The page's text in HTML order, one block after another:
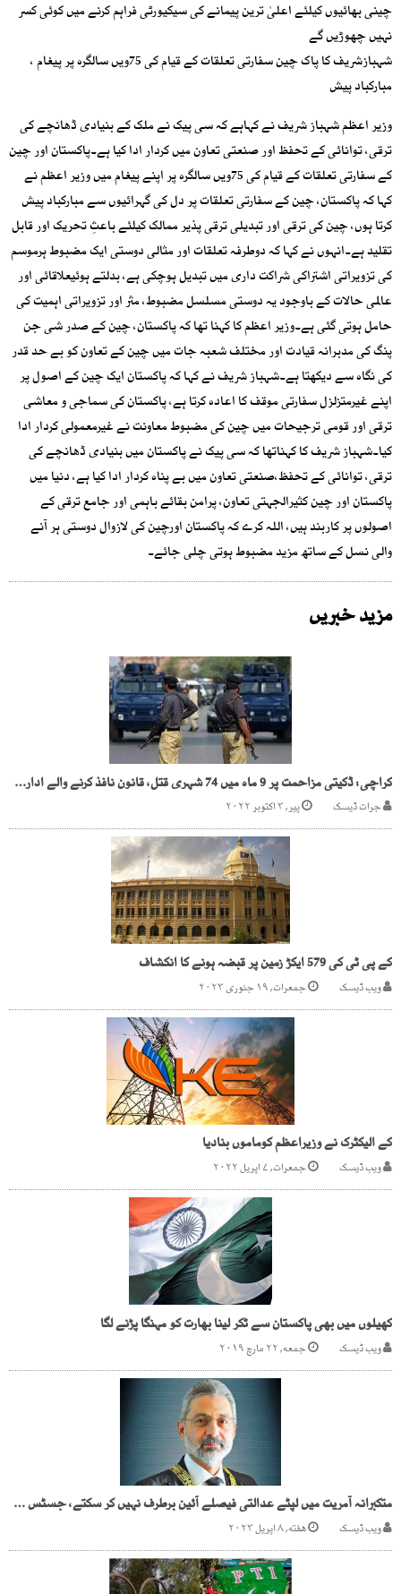
چینی بھائیوں کیلئے اعلیٰ ترین پیمانے کی سیکیورٹی فراہم کرنے میں کوئی کسر
نہیں چھوڑیں گے
شہبازشریف کا پاک چین سفارتی تعلقات کے قیام کی 75ویں سالگرہ پر پیغام ،
مبارکباد پیش
وزیر اعظم شہباز شریف نے کہاہے کہ سی پیک نے ملک کے بنیادی ڈھانچے کی
ترقی، توانائی کے تحفظ اور صنعتی تعاون میں کردار ادا کیا ہے۔پاکستان اور چین
کے سفارتی تعلقات کے قیام کی 75ویں سالگرہ پر اپنے پیغام میں وزیر اعظم نے
کہا کہ پاکستان، چین کے سفارتی تعلقات پر دل کی گہرائیوں سے مبارکباد پیش
کرتا ہوں، چین کی ترقی اور تبدیلی ترقی پذیر ممالک کیلئے باعثِ تحریک اور قابل
تقلید ہے۔انہوں نے کہا کہ دوطرفہ تعلقات اور مثالی دوستی ایک مضبوط ہرموسم
کی تزویراتی اشتراکی شراکت داری میں تبدیل ہوچکی ہے، بدلتے ہوئیعلاقائی اور
عالمی حالات کے باوجود یہ دوستی مسلسل مضبوط، مثر اور تزویراتی اہمیت کی
حامل ہوتی گئی ہے۔وزیر اعظم کا کہنا تھا کہ پاکستان، چین کے صدر شی جن
پنگ کی مدبرانہ قیادت اور مختلف شعبہ جات میں چین کے تعاون کو بے حد قدر
کی نگاہ سے دیکھتا ہے۔شہباز شریف نے کہا کہ پاکستان ایک چین کے اصول پر
اپنے غیرمتزلزل سفارتی موقف کا اعادہ کرتا ہے، پاکستان کی سماجی و معاشی
ترقی اور قومی ترجیحات میں چین کی مضبوط معاونت نے غیرمعمولی کردار ادا
کیا۔شہباز شریف کا کہناتھا کہ سی پیک نے پاکستان میں بنیادی ڈھانچے کی
ترقی، توانائی کے تحفظ،صنعتی تعاون میں بے پناہ کردار ادا کیا ہے، دنیا میں
پاکستان اور چین کثیرالجہتی تعاون، پرامن بقائے باہمی اور جامع ترقی کے
اصولوں پر کاربند ہیں، اللہ کرے کہ پاکستان اورچین کی لازوال دوستی ہر آنے
والی نسل کے ساتھ مزید مضبوط ہوتی چلی جائے۔
مزید خبریں
کراچی: ڈکیتی مزاحمت پر 9 ماہ میں 74 شہری قتل، قانون نافذ کرنے والے ادارے بے بس
جرات ڈیسک پیر, ۳ اکتوبر ۲۰۲۲
کے پی ٹی کی 579 ایکڑ زمین پر قبضہ ہونے کا انکشاف
ویب ڈیسک جمعرات, ۱۹ جنوری ۲۰۲۳
کے الیکٹرک نے وزیراعظم کوماموں بنادیا
ویب ڈیسک جمعرات, ۷ اپریل ۲۰۲۲
کھیلوں میں بھی پاکستان سے ٹکر لینا بھارت کو مہنگا پڑنے لگا
ویب ڈیسک جمعه, ۲۲ مارچ ۲۰۱۹
متکبرانہ آمریت میں لپٹے عدالتی فیصلے آئین برطرف نہیں کر سکتے، جسٹس قاضی فائزعیسیٰ
ویب ڈیسک هفته, ۸ اپریل ۲۰۲۳